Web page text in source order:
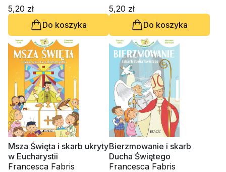
5,20 zł
Do koszyka
5,20 zł
Do koszyka
Msza Święta i skarb ukryty
w Eucharystii
Francesca Fabris
Bierzmowanie i skarb
Ducha Świętego
Francesca Fabris